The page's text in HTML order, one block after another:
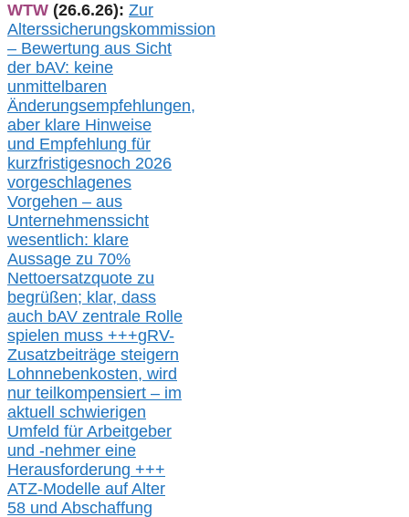
WTW (26.6.26): Zur
Alterssicherungskommission
– Bewertung aus Sicht
der bAV: keine
unmittelbaren
Änderungsempfehlungen,
aber klare Hinweise
und Empfehlung für
kurzfristigesnoch 2026
vorgeschlagenes
Vorgehen – aus
Unternehmenssicht
wesentlich: klare
Aussage zu 70%
Nettoersatzquote zu
begrüßen; klar, dass
auch bAV zentrale Rolle
spielen muss +++gRV-
Zusatzbeiträge steigern
Lohnnebenkosten, wird
nur teilkompensiert – im
aktuell schwierigen
Umfeld für Arbeitgeber
und -nehmer eine
Herausforderung +++
ATZ-Modelle auf Alter
58 und Abschaffung